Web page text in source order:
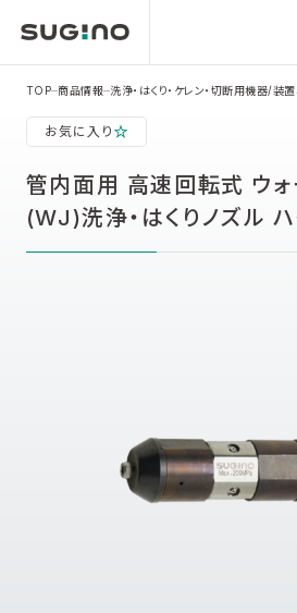
TOP 商品情報 洗浄・はくり・ケレン・切断用機器/
お気に入り
管内面用 高速回転式 ウォ
(WJ)洗浄・はくりノズル